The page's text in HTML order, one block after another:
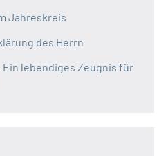
Jahreskreis
des Herrn
Ein lebendiges Zeugnis für